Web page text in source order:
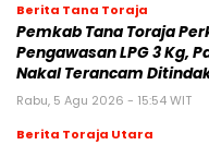
Berita Tana Toraja
Pemkab Tana Toraja
Pengawasan LPG 3 Kg,
Nakal Terancam
Rabu, 5 Agu 2026 - 15:54 WIT
Berita Toraja Utara